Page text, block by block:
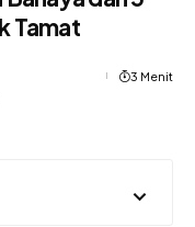
Tamat
3 Menit